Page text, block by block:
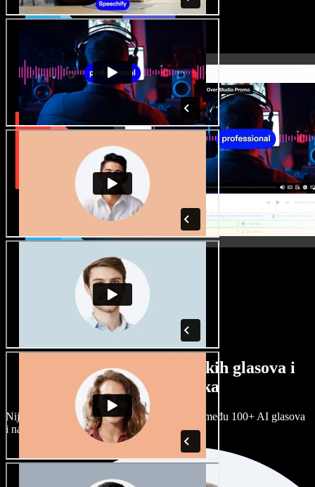
Veliki izbor muških i ženskih glasova i
raznih naglasaka
Nijedan projekt ne mora zvučati isto. Birajte među 100+ AI glasova
i naglasaka i prilagodite ih sebi.